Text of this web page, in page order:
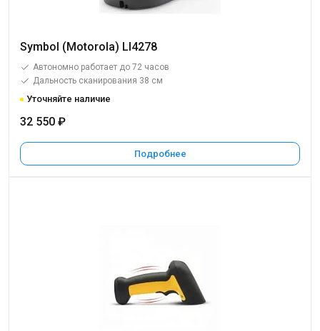
Symbol (Motorola) LI4278
Автономно работает до 72 часов
Дальность сканирования 38 см
Уточняйте наличие
32 550 ₽
Подробнее